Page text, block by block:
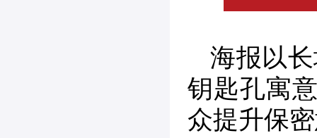
海报以
钥匙孔寓
众提升保